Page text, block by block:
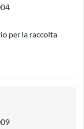
per la raccolta